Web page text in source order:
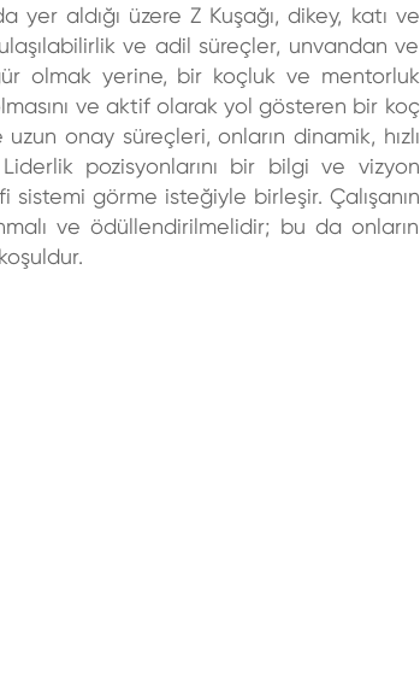
yer aldığı üzere Z Kuşağı, dikey, katı ve
ve adil süreçler, unvandan ve
olmak yerine, bir koçluk ve mentorluk
ve aktif olarak yol gösteren bir koç
onay süreçleri, onların dinamik, hızlı
pozisyonlarını bir bilgi ve vizyon
görme isteğiyle birleşir. Çalışanın
ve ödüllendirilmelidir; bu da onların